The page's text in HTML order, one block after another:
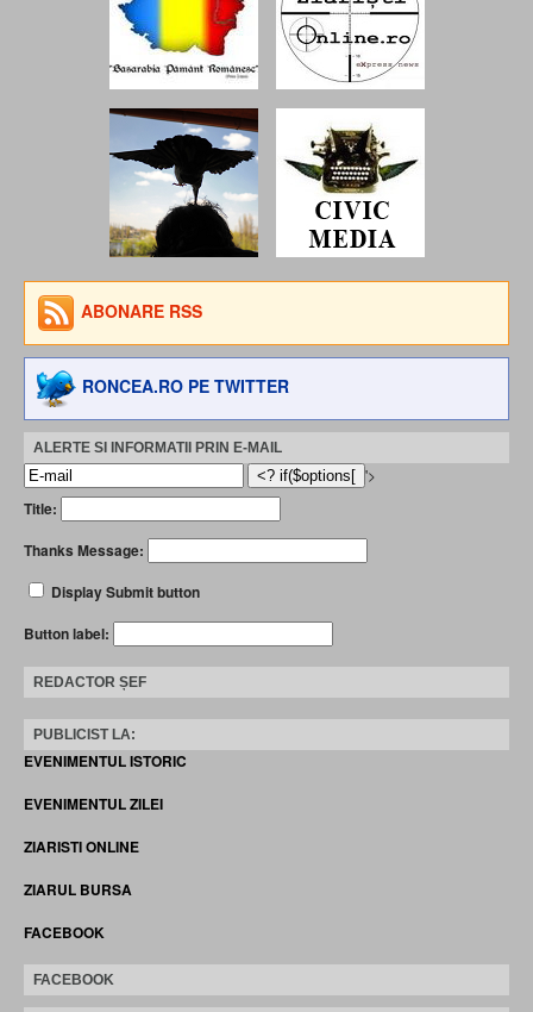
ABONARE RSS
RONCEA.RO PE TWITTER
ALERTE SI INFORMATII PRIN E-MAIL
'>
Title:
Thanks Message:
Display Submit button
Button label:
REDACTOR ȘEF
PUBLICIST LA:
EVENIMENTUL ISTORIC
EVENIMENTUL ZILEI
ZIARISTI ONLINE
ZIARUL BURSA
FACEBOOK
FACEBOOK